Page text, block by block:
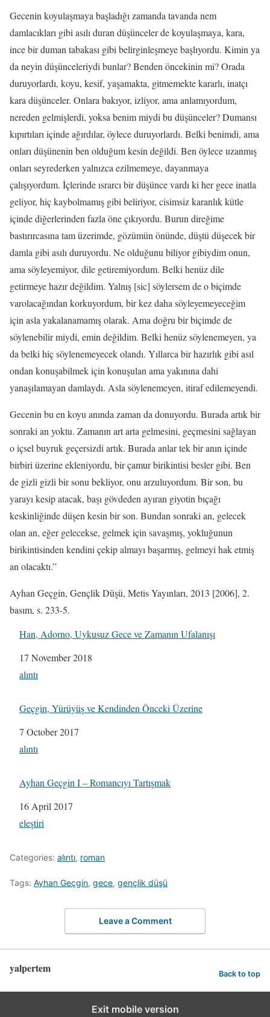
Gecenin koyulaşmaya başladığı zamanda tavanda nem
damlacıkları gibi asılı duran düşünceler de koyulaşmaya, kara,
ince bir duman tabakası gibi belirginleşmeye başlıyordu. Kimin ya
da neyin düşünceleriydi bunlar? Benden öncekinin mi? Orada
duruyorlardı, koyu, kesif, yaşamakta, gitmemekte kararlı, inatçı
kara düşünceler. Onlara bakıyor, izliyor, ama anlamıyordum,
nereden gelmişlerdi, yoksa benim miydi bu düşünceler? Dumansı
kıpırtıları içinde ağırdılar, öylece duruyorlardı. Belki benimdi, ama
onları düşünenin ben olduğum kesin değildi. Ben öylece uzanmış
onları seyrederken yalnızca ezilmemeye, dayanmaya
çalışıyordum. İçlerinde ısrarcı bir düşünce vardı ki her gece inatla
geliyor, hiç kaybolmamış gibi beliriyor, cisimsiz karanlık kütle
içinde diğerlerinden fazla öne çıkıyordu. Burun direğime
bastırırcasına tam üzerimde, gözümün önünde, düştü düşecek bir
damla gibi asılı duruyordu. Ne olduğunu biliyor gibiydim onun,
ama söyleyemiyor, dile getiremiyordum. Belki henüz dile
getirmeye hazır değildim. Yalnış [sic] söylersem de o biçimde
varolacağından korkuyordum, bir kez daha söyleyemeyeceğim
için asla yakalanamamış olarak. Ama doğru bir biçimde de
söylenebilir miydi, emin değildim. Belki henüz söylenemeyen, ya
da belki hiç söylenemeyecek olandı. Yıllarca bir hazırlık gibi asıl
ondan konuşabilmek için konuşulan ama yakınına dahi
yanaşılamayan damlaydı. Asla söylenemeyen, itiraf edilemeyendi.
Gecenin bu en koyu anında zaman da donuyordu. Burada artık bir
sonraki an yoktu. Zamanın art arta gelmesini, geçmesini sağlayan
o içsel buyruk geçersizdi artık. Burada anlar tek bir anın içinde
birbiri üzerine ekleniyordu, bir çamur birikintisi besler gibi. Ben
de gizli gizli bir sonu bekliyor, onu arzuluyordum. Bir son, bu
yarayı kesip atacak, başı gövdeden ayıran giyotin bıçağı
keskinliğinde düşen kesin bir son. Bundan sonraki an, gelecek
olan an, eğer gelecekse, gelmek için savaşmış, yokluğunun
birikintisinden kendini çekip almayı başarmış, gelmeyi hak etmiş
an olacaktı.”
Ayhan Geçgin, Gençlik Düşü, Metis Yayınları, 2013 [2006], 2.
basım, s. 233-5.
Han, Adorno, Uykusuz Gece ve Zamanın Ufalanışı
Date
17 November 2018
In relation to
alıntı
Geçgin, Yürüyüş ve Kendinden Önceki Üzerine
Date
7 October 2017
In relation to
alıntı
Ayhan Geçgin I – Romancıyı Tartışmak
Date
16 April 2017
In relation to
eleştiri
Categories: alıntı, roman
Tags: Ayhan Geçgin, gece, gençlik düşü
Leave a Comment
yalpertem Back to top
Exit mobile version